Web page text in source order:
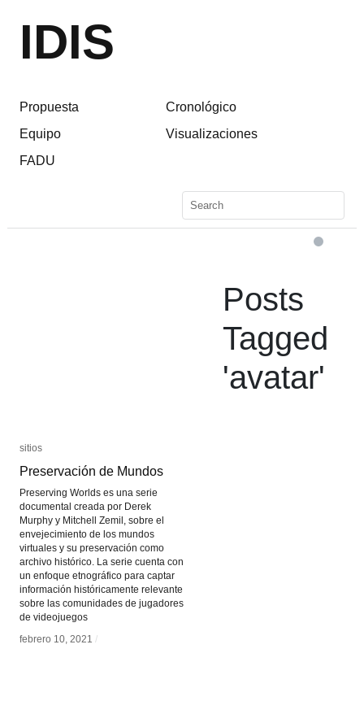
IDIS
Propuesta
Equipo
FADU
Cronológico
Visualizaciones
Posts
Tagged
'avatar'
sitios
Preservación de Mundos
Preserving Worlds es una serie
documental creada por Derek
Murphy y Mitchell Zemil, sobre el
envejecimiento de los mundos
virtuales y su preservación como
archivo histórico. La serie cuenta con
un enfoque etnográfico para captar
información históricamente relevante
sobre las comunidades de jugadores
de videojuegos
febrero 10, 2021 /
sitios
Preservación de Mundos
febrero 10, 2021 /